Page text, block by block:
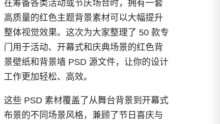
在筹备各类活动或节庆场合时，拥有一套
高质量的红色主题背景素材可以大幅提升
整体视觉效果。这次为大家整理了 50 款专
门用于活动、开幕式和庆典场景的红色背
景壁纸和背景墙 PSD 源文件，让你的设计
工作更加轻松、高效。
这些 PSD 素材覆盖了从舞台背景到开幕式
布景的不同场景风格，兼顾了节日喜庆与